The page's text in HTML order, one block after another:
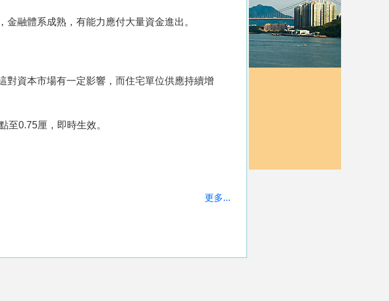
融體系成熟，有能力應付大量資金進出。
對資本市場有一定影響，而住宅單位供應持續增
至0.75厘，即時生效。
更多...